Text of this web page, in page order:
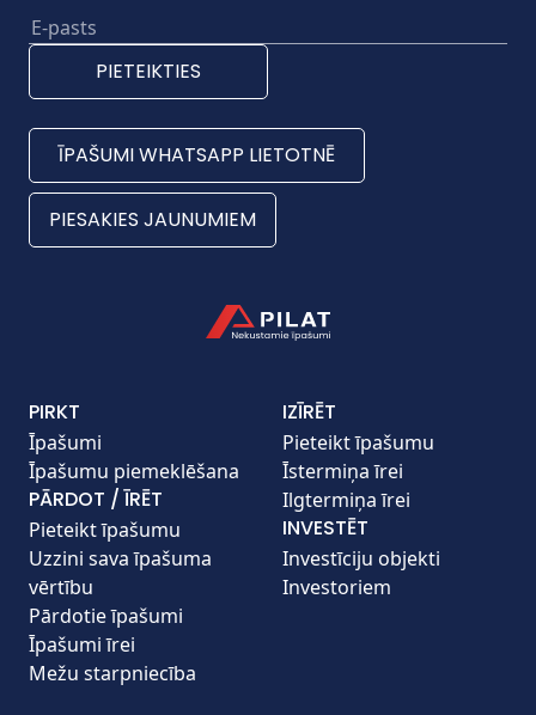
PIRKT
Īpašumi
Īpašumu piemeklēšana
PĀRDOT / ĪRĒT
Pieteikt īpašumu
Uzzini sava īpašuma
vērtību
Pārdotie īpašumi
Īpašumi īrei
Mežu starpniecība
IZĪRĒT
Pieteikt īpašumu
Īstermiņa īrei
Ilgtermiņa īrei
INVESTĒT
Investīciju objekti
Investoriem
PIETEIKTIES
ĪPAŠUMI WHATSAPP LIETOTNĒ
PIESAKIES JAUNUMIEM